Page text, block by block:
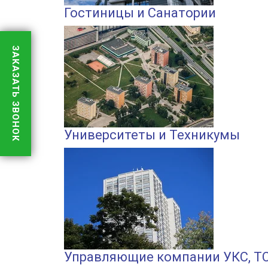
Гостиницы и Санатории
Университеты и Техникумы
Управляющие компании УКС,
ЗАКАЗАТЬ ЗВОНОК